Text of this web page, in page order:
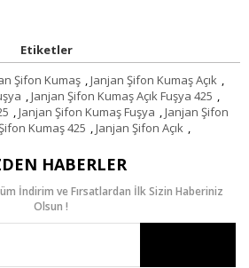
Etiketler
Şifon Kumaş ,Janjan Şifon Kumaş Açık ,
,Janjan Şifon Kumaş Açık Fuşya 425 ,
,Janjan Şifon Kumaş Fuşya ,Janjan Şifon
Kumaş 425 ,Janjan Şifon Açık ,
HABERLER
İndirim ve Fırsatlardan İlk Sizin Haberiniz
Olsun !